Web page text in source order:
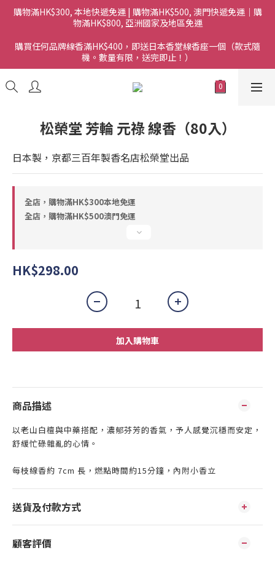
購物滿HK$300, 本地快遞免運 | 購物滿HK$500, 澳門快遞免運｜購
物滿HK$800, 亞洲國家及地區免運
購買任何品牌線香滿HK$400，即送日本香堂線香座一個（款式隨
機。數量有限，送完即止！）
松榮堂 芳輪 元祿 線香（80入）
日本製，京都三百年製香名店松榮堂出品
全店，購物滿HK$300本地免運
全店，購物滿HK$500澳門免運
HK$298.00
加入購物車
商品描述
以老山白檀與中藥搭配，濃郁芬芳的香氣，予人感覺沉穩而安定，
舒緩忙碌雜亂的心情。
每枝線香約 7cm 長，燃點時間約15分鐘，內附小香立
送貨及付款方式
顧客評價